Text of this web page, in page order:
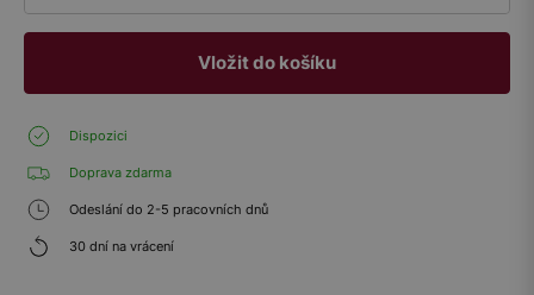
Vložit do košíku
Dispozici
Doprava zdarma
Odeslání do 2-5 pracovních dnů
30 dní na vrácení